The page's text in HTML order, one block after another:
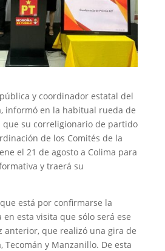
y coordinador estatal del
informó en la habitual rueda de
que su correligionario de partido
de los Comités de la
el 21 de agosto a Colima para
y traerá su
está por confirmarse la
esta visita que sólo será ese
anterior, que realizó una gira de
Tecomán y Manzanillo. De esta